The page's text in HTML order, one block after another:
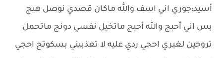
أسيد:جوري اني اسف والله ماكان قصدي نوصل هيج
بس اني أحبج والله أحبج ماتخيل نفسي دونج ماتحمل
تروحين لغيري احجي ردي عليه لا تعذبيني بسكوتج احجي